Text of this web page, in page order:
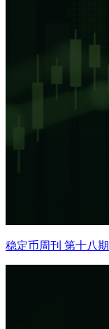
稳定币周刊 第十八